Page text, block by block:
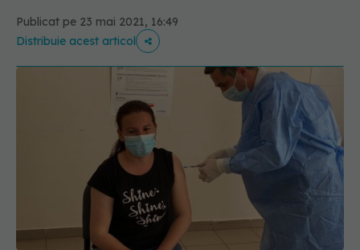
Publicat pe 23 mai 2021, 16:49
Distribuie acest articol